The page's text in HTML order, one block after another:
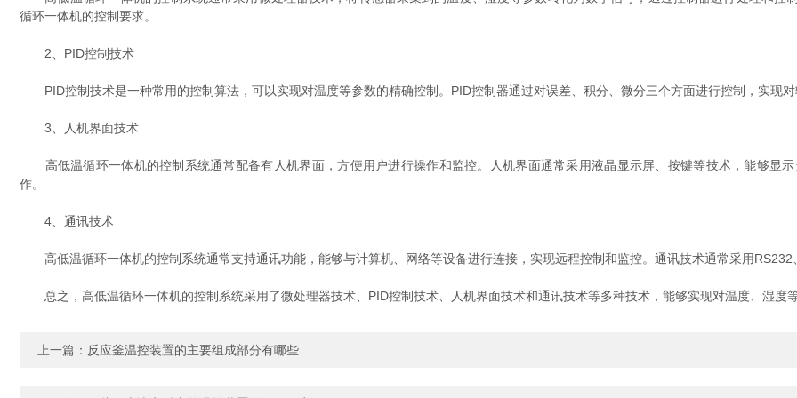
循环一体机的控制要求。
2、PID控制技术
PID控制技术是一种常用的控制算法，可以实现对温度等参数的精确控制。PID控制器通过对误差、积分、微分三个方面进行控制，实现
3、人机界面技术
高低温循环一体机的控制系统通常配备有人机界面，方便用户进行操作和监控。人机界面通常采用液晶显示屏、按键等技术，能够显
作。
4、通讯技术
高低温循环一体机的控制系统通常支持通讯功能，能够与计算机、网络等设备进行连接，实现远程控制和监控。通讯技术通常采用
总之，高低温循环一体机的控制系统采用了微处理器技术、PID控制技术、人机界面技术和通讯技术等多种技术，能够实现对温度、湿度
上一篇： 反应釜温控装置的主要组成部分有哪些